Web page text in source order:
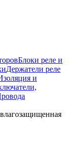
Блоки реле и
Держатели реле
и